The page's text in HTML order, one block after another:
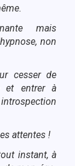
mais
non
cesser de
et entrer à
attentes !
instant, à